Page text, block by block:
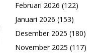
Februari 2026 (122)
Januari 2026 (153)
Desember 2025 (180)
November 2025 (117)